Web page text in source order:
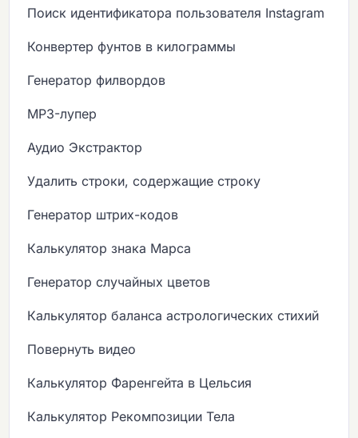
Поиск идентификатора пользователя Instagram
Конвертер фунтов в килограммы
Генератор филвордов
MP3-лупер
Аудио Экстрактор
Удалить строки, содержащие строку
Генератор штрих-кодов
Калькулятор знака Марса
Генератор случайных цветов
Калькулятор баланса астрологических стихий
Повернуть видео
Калькулятор Фаренгейта в Цельсия
Калькулятор Рекомпозиции Тела